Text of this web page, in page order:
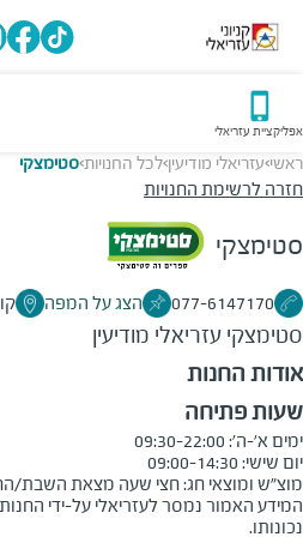
אפליקציית עזריאלי
ראשי>עזריאלי מודיעין>לכל החנויות>סטימצקי
חזרה לרשימת החנויות
סטימצקי
077-6147170 הצג על המפה
סטימצקי עזריאלי מודיעין
אודות החנות
שעות פתיחה
מוצ"ש ומוצאי חג: חצי שעה מצאת השבת/החג
המידע האמור נמסר לעזריאלי על-ידי